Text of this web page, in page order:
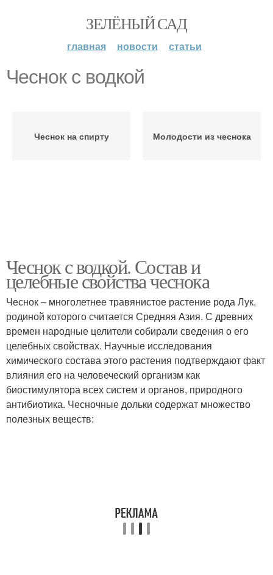
ЗЕЛЁНЫЙ САД
главная новости статьи
Чеснок с водкой
Чеснок на спирту Молодости из чеснока
Чеснок с водкой. Состав и
целебные свойства чеснока
Чеснок – многолетнее травянистое растение рода Лук,
родиной которого считается Средняя Азия. С древних
времен народные целители собирали сведения о его
целебных свойствах. Научные исследования
химического состава этого растения подтверждают факт
влияния его на человеческий организм как
биостимулятора всех систем и органов, природного
антибиотика. Чесночные дольки содержат множество
полезных веществ: